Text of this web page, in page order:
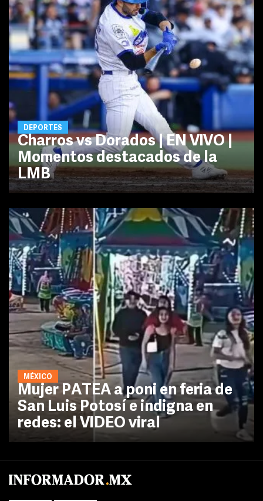
DEPORTES
Charros vs Dorados | EN VIVO |
Momentos destacados de la
LMB
MÉXICO
Mujer PATEA a poni en feria de
San Luis Potosí e indigna en
redes: el VIDEO viral